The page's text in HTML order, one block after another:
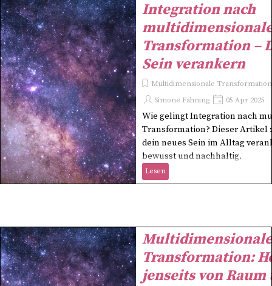
Integration nach
Transformation –
Sein verankern
Multidimensionale Transformation
Simone Fahning
05 Apr 2025
Wie gelingt Integration nach
Transformation? Dieser Artikel
dein neues Sein im Alltag
bewusst und nachhaltig.
Lesen
Multidimensionale
Transformation:
jenseits von Raum